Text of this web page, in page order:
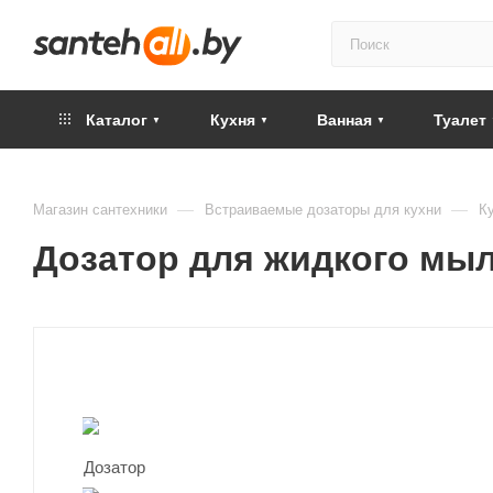
Каталог Кухня Ванная Туалет
Магазин сантехники — Встраиваемые дозаторы для кухни —
Дозатор для жидкого